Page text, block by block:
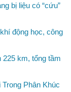
bị liệu có “cứu”
động học, công
km, tổng tầm
Phân Khúc